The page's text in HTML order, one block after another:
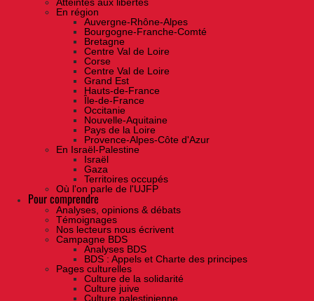
En région
Auvergne-Rhône-Alpes
Bourgogne-Franche-Comté
Bretagne
Centre Val de Loire
Corse
Centre Val de Loire
Grand Est
Hauts-de-France
Île-de-France
Occitanie
Nouvelle-Aquitaine
Pays de la Loire
Provence-Alpes-Côte d'Azur
En Israël-Palestine
Israël
Gaza
Territoires occupés
Où l'on parle de l'UJFP
Pour comprendre
Analyses, opinions & débats
Témoignages
Nos lecteurs nous écrivent
Campagne BDS
Analyses BDS
BDS : Appels et Charte des principes
Pages culturelles
Culture de la solidarité
Culture juive
Culture palestinienne